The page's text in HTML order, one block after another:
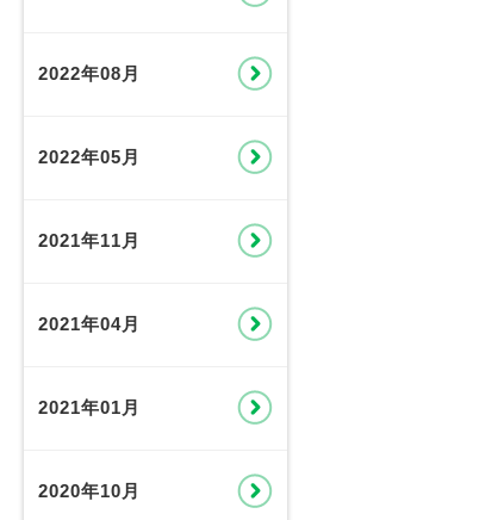
2022年08月
2022年05月
2021年11月
2021年04月
2021年01月
2020年10月